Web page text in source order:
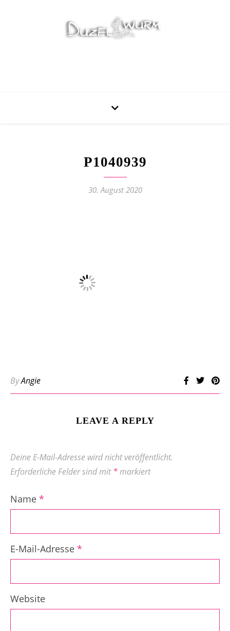
P1040939
30. August 2020
ByAngie
LEAVE A REPLY
Deine E-Mail-Adresse wird nicht veröffentlicht.
Erforderliche Felder sind mit*markiert
Name *
E-Mail-Adresse *
Website